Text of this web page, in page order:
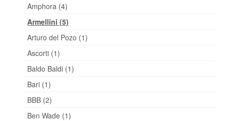
Amphora (4)
Armellini (5)
Arturo del Pozo (1)
Ascorti (1)
Baldo Baldi (1)
Bari (1)
BBB (2)
Ben Wade (1)